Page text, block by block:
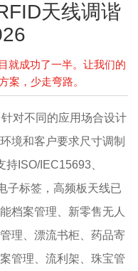
天线调谐
就成功了一半。让我们的
案，少走弯路。
对不同的应用场合设计
境和客户要求尺寸调制
持ISO/IEC15693、
子标签 ， 高频板天线已
档案管理、新零售无人
理、漂流书柜、药品寄
管理、流利架、珠宝管